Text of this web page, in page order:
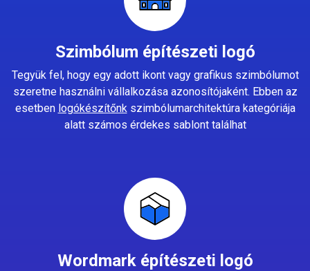
Szimbólum építészeti logó
Tegyük fel, hogy egy adott ikont vagy grafikus szimbólumot
szeretne használni vállalkozása azonosítójaként. Ebben az
esetben logókészítőnkszimbólumarchitektúra kategóriája
alatt számos érdekes sablont találhat
Wordmark építészeti logó